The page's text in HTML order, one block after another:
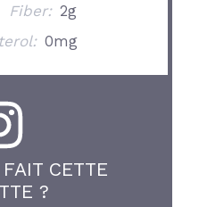
Fiber: 2g
0mg
CETTE
?